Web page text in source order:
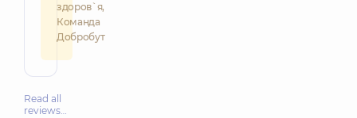
здоров`я,
Команда
Добробут
Read all
reviews…